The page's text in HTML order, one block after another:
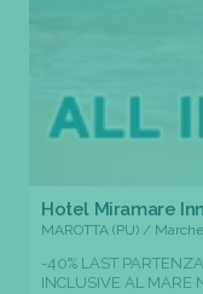
Hotel Miramare Inn
MAROTTA (PU) / Marche
-40% LAST
INCLUSIVE AL MARE